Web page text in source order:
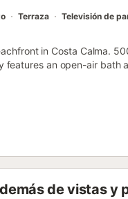
Terraza Televisión de
in Costa Calma.
features an open-air bath
de vistas y